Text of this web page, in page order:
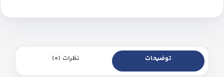
توضیحات نظرات (0)